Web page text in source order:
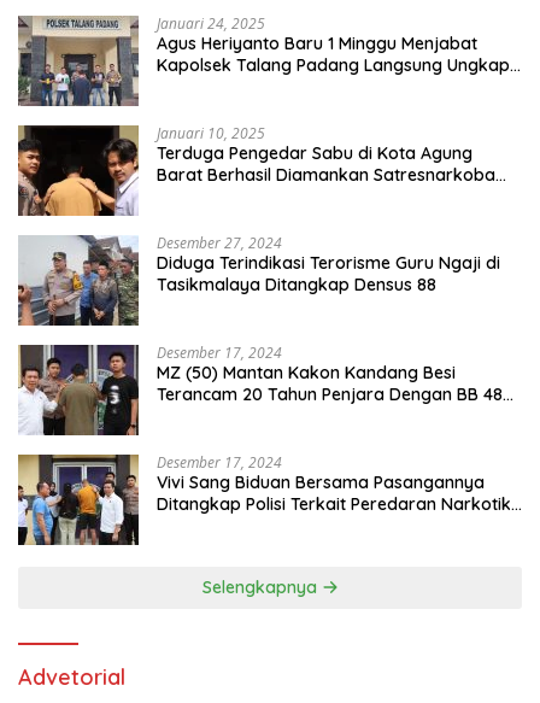
Januari 24, 2025
Agus Heriyanto Baru 1 Minggu Menjabat
Kapolsek Talang Padang Langsung Ungkap
Januari 10, 2025
Terduga Pengedar Sabu di Kota Agung
Barat Berhasil Diamankan Satresnarkoba
Desember 27, 2024
Diduga Terindikasi Terorisme Guru Ngaji di
Tasikmalaya Ditangkap Densus 88
Desember 17, 2024
MZ (50) Mantan Kakon Kandang Besi
Terancam 20 Tahun Penjara Dengan BB 48
Desember 17, 2024
Vivi Sang Biduan Bersama Pasangannya
Ditangkap Polisi Terkait Peredaran Narkotika
Selengkapnya
Advetorial